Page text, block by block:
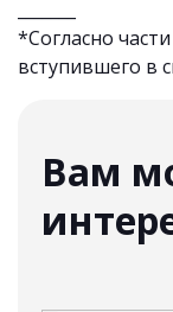
*Согласно
вступившего в
Вам